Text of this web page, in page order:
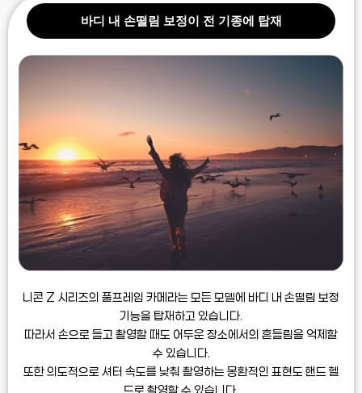
바디 내 손떨림 보정이 전 기종에 탑재
니콘 Z 시리즈의 풀프레임 카메라는 모든 모델에 바디 내 손떨림 보정
기능을 탑재하고 있습니다.
따라서 손으로 들고 촬영할 때도 어두운 장소에서의 흔들림을 억제할
수 있습니다.
또한 의도적으로 셔터 속도를 낮춰 촬영하는 몽환적인 표현도 핸드 헬
드로 촬영할 수 있습니다.